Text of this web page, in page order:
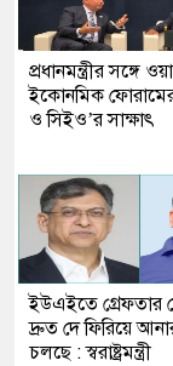
প্রধানমন্ত্রীর সঙ্গে
ইকোনমিক ফোরামের
ও সিইও’র সাক্ষাৎ
ইউএইতে গ্রেফতার
দ্রুত দে ফিরিয়ে আনার
চলছে : স্বরাষ্ট্রমন্ত্রী